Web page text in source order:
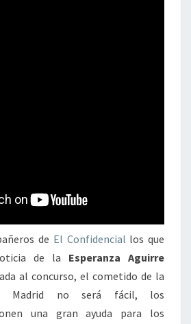
de El Confidencial los que
de la Esperanza Aguirre
al concurso, el cometido de la
Madrid no será fácil, los
una gran ayuda para los